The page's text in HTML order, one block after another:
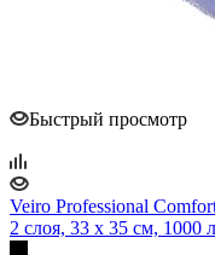
Быстрый просмотр
Veiro Professional
2 слоя, 33 х 35 см, 1000